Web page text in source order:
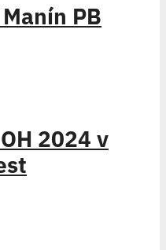
PB
2024 v